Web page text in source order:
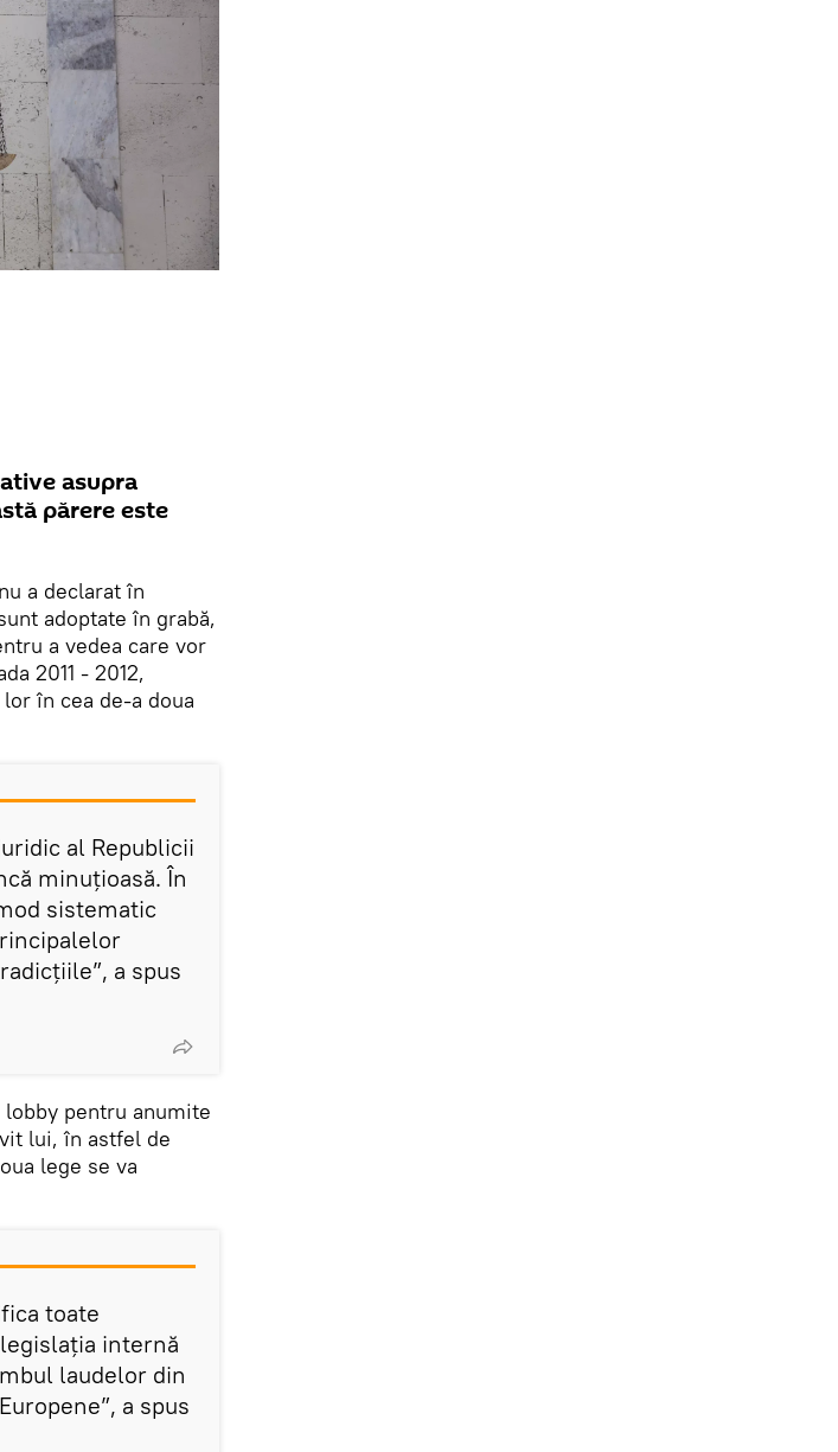
asupra
părere este
a declarat în
adoptate în grabă,
a vedea care vor
2011 - 2012,
în cea de-a doua
al Republicii
minuțioasă. În
sistematic
a spus
pentru anumite
lui, în astfel de
lege se va
toate
internă
laudelor din
a spus